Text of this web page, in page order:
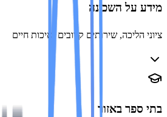
על השכונה
הליכה, שירותים קרובים ואיכות חיים
באזור